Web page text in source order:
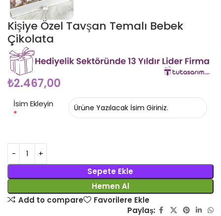
Kişiye Özel Tavşan Temalı Bebek
Çikolata
₺2.467,00
İsim Ekleyin
*
Sepete Ekle
Hemen Al
Add to compare
Favorilere Ekle
Paylaş: